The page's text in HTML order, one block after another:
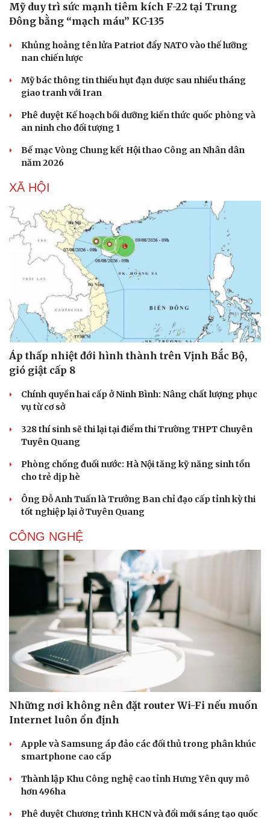
Thể thao
Bóng đá
Lịch thi đấu bóng đá
Thế giới thể thao
eSports
Hậu trường
Ô tô - Xe máy
Mỹ duy trì sức mạnh tiêm kích F-22 tại Trung
Đông bằng “mạch máu” KC-135
Khủng hoảng tên lửa Patriot đẩy NATO vào thế lưỡng
nan chiến lược
Mỹ bác thông tin thiếu hụt đạn dược sau nhiều tháng
giao tranh với Iran
Phê duyệt Kế hoạch bồi dưỡng kiến thức quốc phòng và
an ninh cho đối tượng 1
Bế mạc Vòng Chung kết Hội thao Công an Nhân dân
năm 2026
XÃ HỘI
Áp thấp nhiệt đới hình thành trên Vịnh Bắc Bộ,
gió giật cấp 8
Chính quyền hai cấp ở Ninh Bình: Nâng chất lượng phục
vụ từ cơ sở
328 thí sinh sẽ thi lại tại điểm thi Trường THPT Chuyên
Tuyên Quang
Phòng chống đuối nước: Hà Nội tăng kỹ năng sinh tồn
cho trẻ dịp hè
Ông Đỗ Anh Tuấn là Trưởng Ban chỉ đạo cấp tỉnh kỳ thi
tốt nghiệp lại ở Tuyên Quang
CÔNG NGHỆ
Những nơi không nên đặt router Wi-Fi nếu muốn
Internet luôn ổn định
Apple và Samsung áp đảo các đối thủ trong phân khúc
smartphone cao cấp
Thành lập Khu Công nghệ cao tỉnh Hưng Yên quy mô
hơn 496ha
Phê duyệt Chương trình KHCN và đổi mới sáng tạo quốc